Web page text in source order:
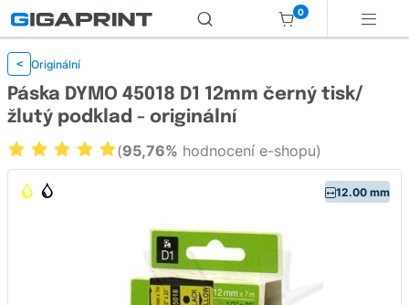
0
< Originální
12.00 mm
Páska DYMO 45018 D1 12mm černý tisk/
žlutý podklad - originální
(95,76% hodnocení e-shopu)